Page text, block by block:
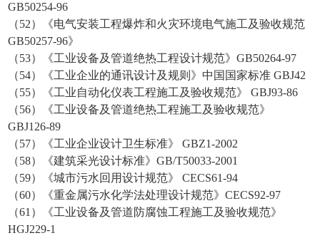
GB50254-96
（52）《电气安装工程爆炸和火灾环境电气施工及验收规范
GB50257-96》
（53）《工业设备及管道绝热工程设计规范》GB50264-97
（54）《工业企业的通讯设计及规则》中国国家标准 GBJ42
（55）《工业自动化仪表工程施工及验收规范》 GBJ93-86
（56）《工业设备及管道绝热工程施工及验收规范》
GBJ126-89
（57）《工业企业设计卫生标准》 GBZ1-2002
（58）《建筑采光设计标准》GB/T50033-2001
（59）《城市污水回用设计规范》 CECS61-94
（60）《重金属污水化学法处理设计规范》CECS92-97
（61）《工业设备及管道防腐蚀工程施工及验收规范》
HGJ229-1